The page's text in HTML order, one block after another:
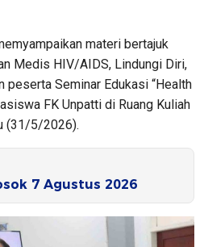
materi bertajuk
Medis HIV/AIDS, Lindungi Diri,
peserta Seminar Edukasi “Health
FK Unpatti di Ruang Kuliah
(31/5/2026).
7 Agustus 2026